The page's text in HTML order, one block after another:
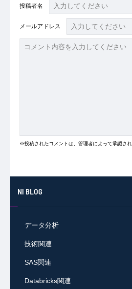
投稿者名
メールアドレス
※投稿されたコメントは、管理者によって承認され
NI BLOG
データ分析
技術関連
SAS関連
Databricks関連